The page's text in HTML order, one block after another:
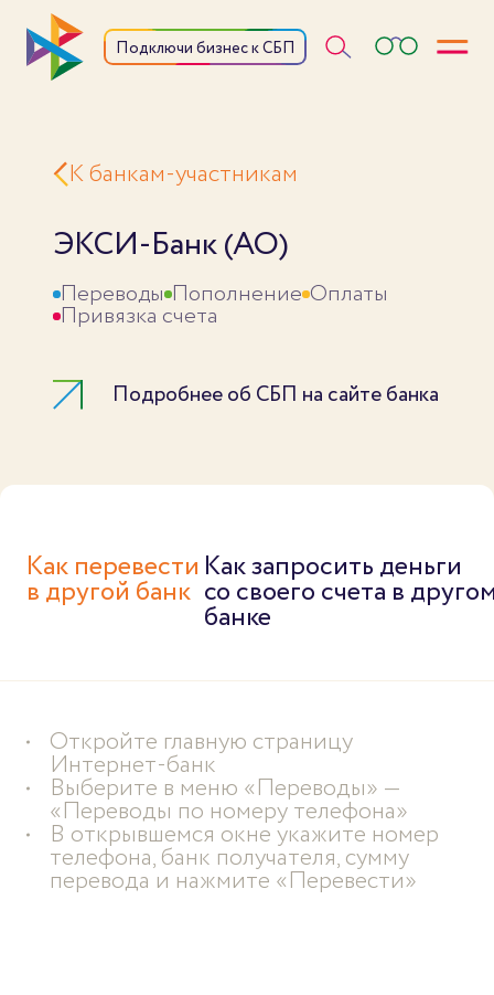
Подключи бизнес к СБП
К банкам-участникам
ЭКСИ-Банк (АО)
Переводы Пополнение Оплаты
Привязка счета
Подробнее об СБП на сайте банка
Как перевести
в другой банк
Как запросить деньги
со своего счета в
банке
Откройте главную страницу
Интернет-банк
Выберите в меню «Переводы» —
«Переводы по номеру телефона»
В открывшемся окне укажите номер
телефона, банк получателя, сумму
перевода и нажмите «Перевести»